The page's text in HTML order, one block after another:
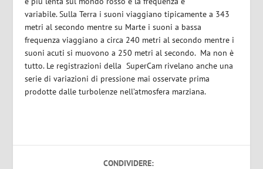
variabile. Sulla Terra i suoni viaggiano tipicamente a 343
metri al secondo mentre su Marte i suoni a bassa
frequenza viaggiano a circa 240 metri al secondo mentre i
suoni acuti si muovono a 250 metri al secondo. Ma non è
tutto. Le registrazioni della SuperCam rivelano anche una
serie di variazioni di pressione mai osservate prima
prodotte dalle turbolenze nell’atmosfera marziana.
CONDIVIDERE: